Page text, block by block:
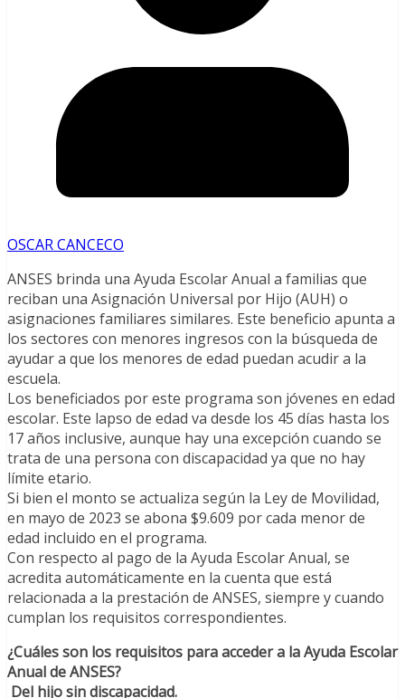
OSCAR CANCECO
ANSES brinda una Ayuda Escolar Anual a familias que
reciban una Asignación Universal por Hijo (AUH) o
asignaciones familiares similares. Este beneficio apunta a
los sectores con menores ingresos con la búsqueda de
ayudar a que los menores de edad puedan acudir a la
escuela.
Los beneficiados por este programa son jóvenes en edad
escolar. Este lapso de edad va desde los 45 días hasta los
17 años inclusive, aunque hay una excepción cuando se
trata de una persona con discapacidad ya que no hay
límite etario.
Si bien el monto se actualiza según la Ley de Movilidad,
en mayo de 2023 se abona $9.609 por cada menor de
edad incluido en el programa.
Con respecto al pago de la Ayuda Escolar Anual, se
acredita automáticamente en la cuenta que está
relacionada a la prestación de ANSES, siempre y cuando
cumplan los requisitos correspondientes.
¿Cuáles son los requisitos para acceder a la Ayuda Escolar
Anual de ANSES?
Del hijo sin discapacidad.